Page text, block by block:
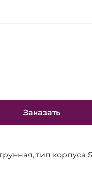
Заказать
тип корпуса